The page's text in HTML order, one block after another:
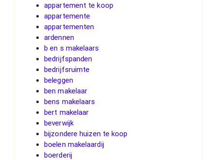
appartement te koop
appartemente
appartementen
ardennen
b en s makelaars
bedrijfspanden
bedrijfsruimte
beleggen
ben makelaar
bens makelaars
bert makelaar
beverwijk
bijzondere huizen te koop
boelen makelaardij
boerderij